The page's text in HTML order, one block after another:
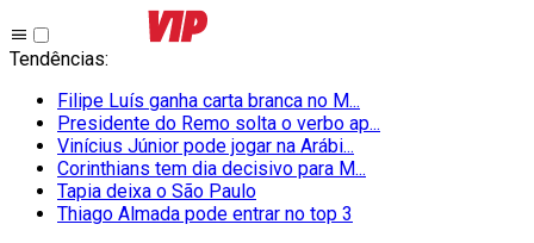
Tendências:
Filipe Luís ganha carta branca no M...
Presidente do Remo solta o verbo ap...
Vinícius Júnior pode jogar na Arábi...
Corinthians tem dia decisivo para M...
Tapia deixa o São Paulo
Thiago Almada pode entrar no top 3